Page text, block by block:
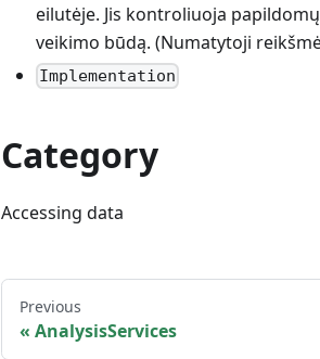
eilutėje. Jis kontroliuoja
veikimo būdą. (Numatytoji
Implementation
Category
Accessing data
Previous
AnalysisServices